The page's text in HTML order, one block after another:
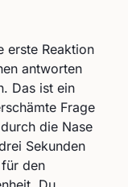
erste Reaktion
antworten
Das ist ein
Frage
die Nase
Sekunden
den